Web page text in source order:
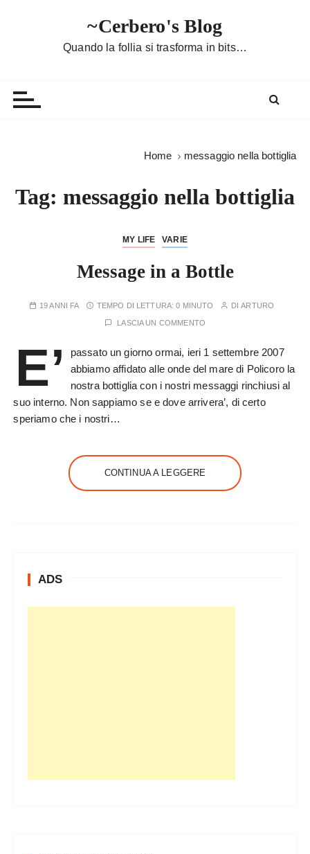
~Cerbero's Blog
Quando la follia si trasforma in bits…
Home messaggio nella bottiglia
Tag: messaggio nella bottiglia
MY LIFE VARIE
Message in a Bottle
19 ANNI FA TEMPO DI LETTURA:0 MINUTO DIARTURO
LASCIA UN COMMENTO
E’
passato un giorno ormai, ieri 1 settembre 2007
abbiamo affidato alle onde del mare di Policoro la
nostra bottiglia con i nostri messaggi rinchiusi al
suo interno. Non sappiamo se e dove arrivera’, di certo
speriamo che i nostri…
CONTINUA A LEGGERE
ADS